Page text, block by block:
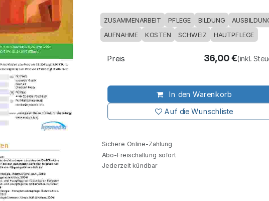
ZUSAMMENARBEIT PFLEGE BILDUNG
AUFNAHME KOSTEN SCHWEIZ HAUTPFLEGE
In den Warenkorb
Auf die Wunschliste
Preis 36,00€(inkl.
Sichere Online-Zahlung
Abo-Freischaltung sofort
Jederzeit kündbar